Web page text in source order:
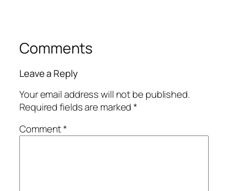
Comments
Leave a Reply
Your email address will not be published.
Required fields are marked*
Comment*